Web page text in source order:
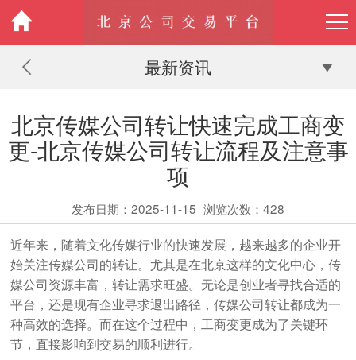
最新资讯
北京传媒公司转让快速完成工商变
更-北京传媒公司转让流程及注意事
项
发布日期：2025-11-15 浏览次数： 428
近年来，随着文化传媒行业的快速发展，越来越多的企业开
始关注传媒公司的转让。尤其是在北京这样的文化中心，传
媒公司资源丰富，转让需求旺盛。无论是创业者寻找合适的
平台，还是现有企业寻求退出路径，传媒公司转让都成为一
种高效的选择。而在这个过程中，工商变更成为了关键环
节，直接影响到交易的顺利进行。